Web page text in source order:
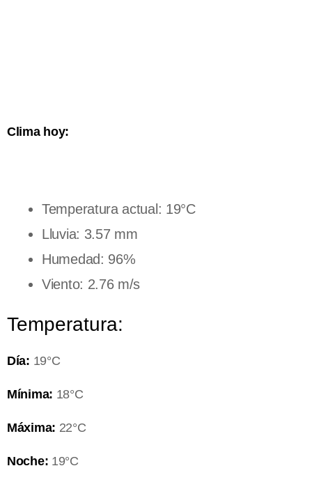
Clima hoy:
Temperatura actual: 19°C
Lluvia: 3.57 mm
Humedad: 96%
Viento: 2.76 m/s
Temperatura:
Día: 19°C
Mínima: 18°C
Máxima: 22°C
Noche: 19°C